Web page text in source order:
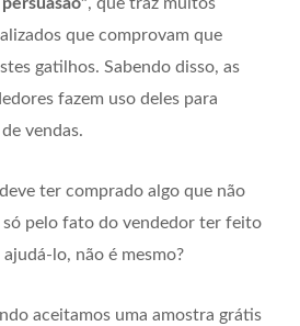
, que traz muitos
que comprovam que
gatilhos. Sabendo disso, as
fazem uso deles para
vendas.
ter comprado algo que não
pelo fato do vendedor ter feito
lo, não é mesmo?
aceitamos uma amostra grátis